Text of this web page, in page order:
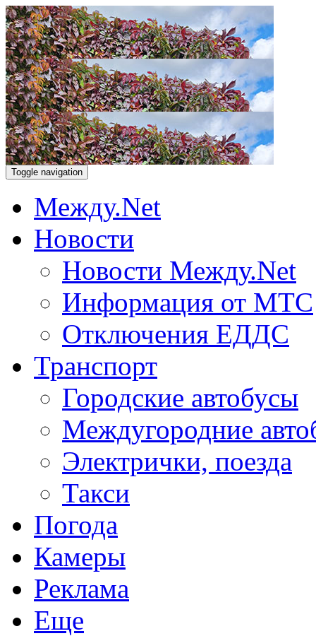
Toggle navigation
Между.Net
Новости
Новости Между.Net
Информация от МТС
Отключения ЕДДС
Транспорт
Городские автобусы
Междугородние
Электрички, поезда
Такси
Погода
Камеры
Реклама
Еще